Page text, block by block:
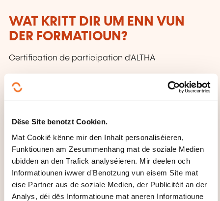
Dëse Site benotzt Cookien.
Mat Cookië kënne mir den Inhalt personaliséieren,
Funktiounen am Zesummenhang mat de soziale Medien
ubidden an den Trafick analyséieren. Mir deelen och
Informatiounen iwwer d'Benotzung vun eisem Site mat
eise Partner aus de soziale Medien, der Publicitéit an der
Analys, déi dës Informatioune mat aneren Informatioune
WAT KRITT DIR UM ENN VUN
DER FORMATIOUN?
Certification de participation d'ALTHA
WÉI ENG SUPPORTE GINN ZUR
VERFÜGUNG GESTALLT?
Prise de notes mais essentiellement transmission par
la pratique
WÉINI ASS DÉI NÄCHST
SESSIOUN?